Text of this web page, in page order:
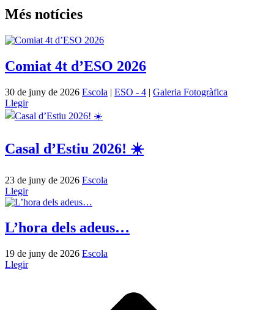
Més notícies
Comiat 4t d’ESO 2026
30 de juny de 2026 Escola | ESO - 4 | Galeria Fotogràfica
Llegir
Casal d’Estiu 2026! ☀️
23 de juny de 2026 Escola
Llegir
L’hora dels adeus…
19 de juny de 2026 Escola
Llegir